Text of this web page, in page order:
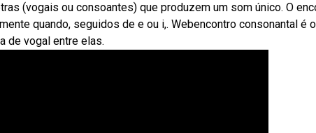
(vogais ou consoantes) que produzem um som único. O
quando, seguidos de e ou i,. Webencontro consonantal é o
de vogal entre elas.